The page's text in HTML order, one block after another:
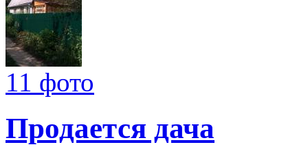
11 фото
Продается дача